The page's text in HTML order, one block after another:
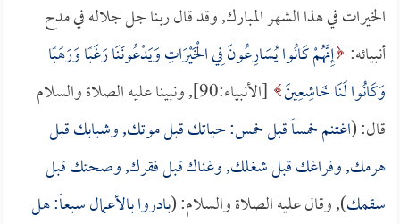
الخيرات في هذا الشهر المبارك, وقد قال ربنا جل جلاله في مدح
أنبيائه: إِنَّهُمْ كَانُوا يُسَارِعُونَ فِي الْخَيْرَاتِ وَيَدْعُونَنَا رَغَبًا وَرَهَبًا
وَكَانُوا لَنَا خَاشِعِينَ
[الأنبياء:90], ونبينا عليه الصلاة والسلام
قال: (اغتنم خمساً قبل خمس: حياتك قبل موتك, وشبابك قبل
هرمك, وفراغك قبل شغلك, وغناك قبل فقرك, وصحتك قبل
سقمك), وقال عليه الصلاة والسلام: (بادروا بالأعمال سبعاً: هل